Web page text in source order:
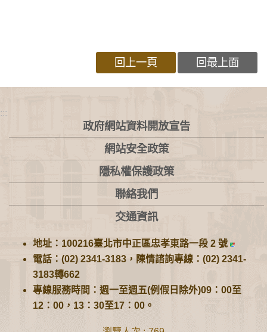
回上一頁 回最上面
:::
政府網站資料開放宣告
網站安全政策
隱私權保護政策
聯絡我們
交通資訊
地址：100216臺北市中正區忠孝東路一段 2 號
電話：(02) 2341-3183，陳情諮詢專線：(02) 2341-
3183轉662
專線服務時間：週一至週五(例假日除外)09：00至
12：00，13：30至17：00。